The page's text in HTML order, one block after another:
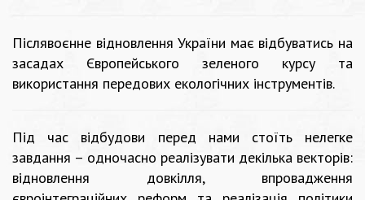
Післявоєнне відновлення України має відбуватись на
засадах Європейського зеленого курсу та
використання передових екологічних інструментів.
Під час відбудови перед нами стоїть нелегке
завдання – одночасно реалізувати декілька векторів:
відновлення довкілля, впровадження